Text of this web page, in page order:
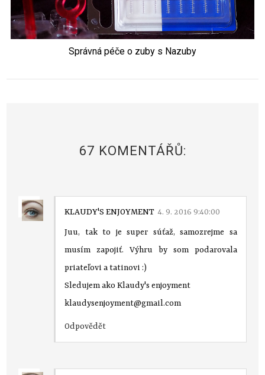
Správná péče o zuby s Nazuby
67 KOMENTÁŘŮ:
KLAUDY'S ENJOYMENT 4. 9. 2016 9:40:00
Juu, tak to je super súťaž, samozrejme sa
musím zapojiť. Výhru by som podarovala
priateľovi a tatinovi :)
Sledujem ako Klaudy's enjoyment
klaudysenjoyment@gmail.com
Odpovědět